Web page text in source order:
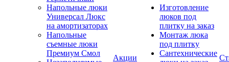
Напольные люки
Универсал Люкс
на амортизаторах
Напольные
съемные люки
Премиум Смол
Акции
Изготовление
люков под
плитку на заказ
Монтаж люка
под плитку
Сантехнические